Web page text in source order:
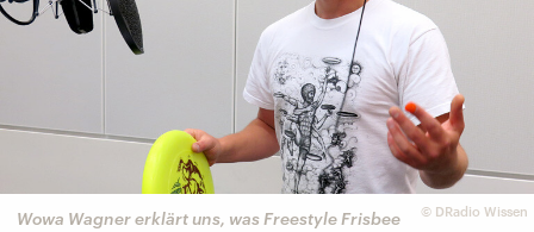
© DRadio Wissen
Wowa Wagner erklärt uns, was Freestyle Frisbee